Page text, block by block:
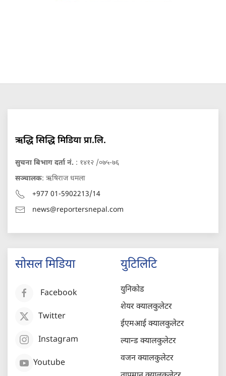
ऋद्धि सिद्धि मिडिया प्रा.लि.
सुचना बिभाग दर्ता नं. : १४१२ /०७५-७६
सञ्चालक: ऋषिराज धमला
+977 01-5902213/14
news@reportersnepal.com
सोसल मिडिया
Facebook
Twitter
Instagram
Youtube
युटिलिटि
युनिकोड
शेयर क्यालकुलेटर
ईएमआई क्यालकुलेटर
ल्यान्ड क्यालकुलेटर
वजन क्यालकुलेटर